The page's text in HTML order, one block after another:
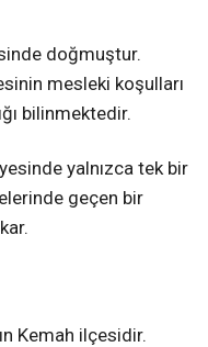
doğmuştur.
mesleki koşulları
bilinmektedir.
yalnızca tek bir
geçen bir
Kemah ilçesidir.